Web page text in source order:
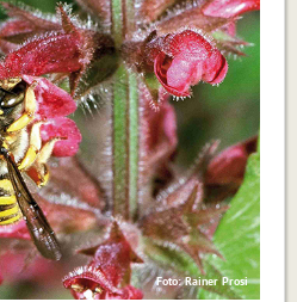
Foto: Rainer Prosi